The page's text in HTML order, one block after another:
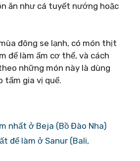
ăn như cá tuyết nướng hoặc
đông se lạnh, có món thịt
để làm ấm cơ thể, và cách
những món này là dùng
tẩm gia vị quế.
nhất ở Beja (Bồ Đào Nha)
để làm ở Sanur (Bali,